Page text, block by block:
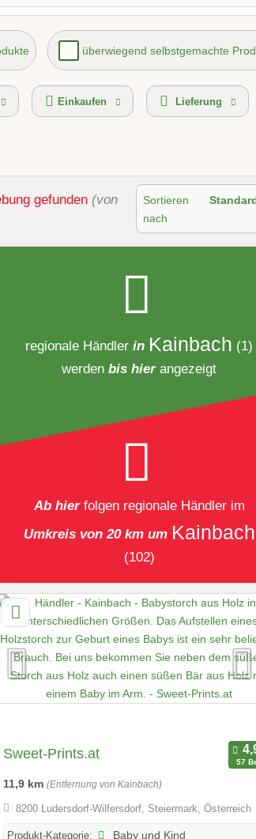
überwiegend selbstgemachte
Österreichisches E-Commerce-Gütezeichen
Einkaufen Lieferung
gefunden (von
Sortieren
nach
regionale Händler in Kainbach (1)
werden bis hierangezeigt
Ab hier folgen regionale Händlerim
Umkreis von 20 km um Kainbach
(102)
Sweet-Prints.at
57
11,9 km (Entfernung von Kainbach)
8200 Ludersdorf-Wilfersdorf, Steiermark, Österreich
Produkt-Kategorie:
Baby und Kind